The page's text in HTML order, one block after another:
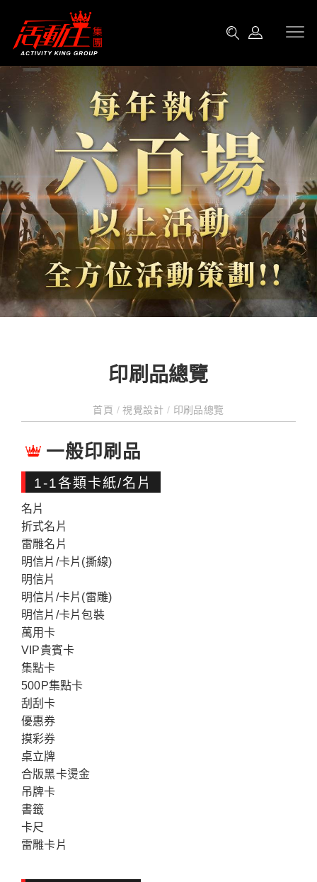
印刷品總覽
首頁 /視覺設計 / 印刷品總覽
一般印刷品
1-1各類卡紙/名片
名片
折式名片
雷雕名片
明信片/卡片(撕線)
明信片
明信片/卡片(雷雕)
明信片/卡片包裝
萬用卡
VIP貴賓卡
集點卡
500P集點卡
刮刮卡
優惠券
摸彩券
桌立牌
合版黑卡燙金
吊牌卡
書籤
卡尺
雷雕卡片